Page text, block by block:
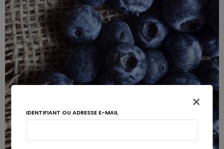
×
IDENTIFIANT OU ADRESSE E-MAIL